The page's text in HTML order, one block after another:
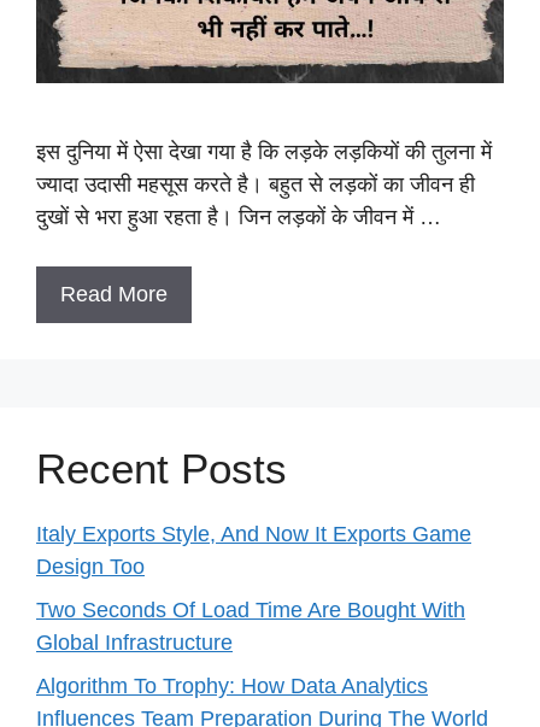
इस दुनिया में ऐसा देखा गया है कि लड़के लड़कियों की तुलना में
ज्यादा उदासी महसूस करते है। बहुत से लड़कों का जीवन ही
दुखों से भरा हुआ रहता है। जिन लड़कों के जीवन में …
Read More
Recent Posts
Italy Exports Style, And Now It Exports Game
Design Too
Two Seconds Of Load Time Are Bought With
Global Infrastructure
Algorithm To Trophy: How Data Analytics
Influences Team Preparation During The World